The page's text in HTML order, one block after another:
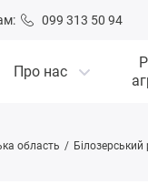
099 313 50 94
Про нас
область Білозерський